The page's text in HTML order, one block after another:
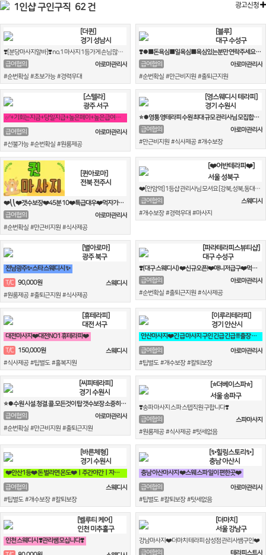
1인샵 구인구직 62 건 광고신청
[더퀸]
경기 성남시
❣️[분당마사지알바]❣️ no.1 마사지 1등가게 손님 많아요❣️
급여협의
아로마관리사
#순번확실 #초보가능 #경력우대
[블루]
대구 수성구
❣️⏺■돈욕심■일욕심■욕심있는분만 연락주세요!⏺❣️
급여협의
아로마관리사
#순번확실 #만근비지원 #출퇴근지원
[스텔라]
광주 서구
✅+기회는지금+당일지급+높은페이+높은급여+초보다쌉가능✅
급여협의
아로마관리사
#선불가능 #순번확실 #원룸제공
[영스웨디시 테라피]
경기 수원시
⭐⏺영통 영테라피 수원 최대 규모 관리사님 모집합니다⏺⭐
급여협의
아로마관리사
#만근비지원 #식사제공 #개수보장
[퀸아로마]
전북 전주시
❤️⎝⎝❤️갯수보장❤️45분 10❤️특급대우❤️먹자가능❤️전국1등❤️
급여협의
아로마관리사
#순번확실 #만근비지원 #식사제공
[❤️어반테라피❤️]
서울 성북구
❤️[안암역] 1등샵 관리사님 모셔요 [강북,성북,동대문,성신여대,수유]❤️
급여협의
스웨디시
#개수보장 #경력우대 #마사지
[별아로마]
광주 북구
전남광주✨ 스타 스웨디시 ✨
T/C 90,000원
스웨디시
#원룸제공 #출퇴근지원 #식사제공
[파라테라피스뷰티샵]
대구 수성구
❣️(대구 스웨디시) ❤️신규오픈!❤️매니저급구❤️먹자가능❣️
급여협의
아로마관리사
#순번확실 #출퇴근지원 #식사제공
[휴테라피]
대전 서구
대전마사지❤️대전NO1 휴테라피❤️
T/C
150,000원
스웨디시
#식사제공 #팁별도 #홀복지원
[이루리테라피]
경기 안산시
안산마사지❤️긴 급 마사지 구인 긴급 긴급 !!! 출장 관리사 구인❤️
급여협의
아로마관리사
#팁별도 #개수보장 #칼퇴보장
[씨피테라피]
경기 수원시
⭐⏺수원 시설.청결.콜.모든것이 탑 갯수보장 소중히 모셔요⏺⭐
급여협의
아로마관리사
#순번확실 #만근비지원 #출퇴근지원
[⭐더베이스파⭐]
서울 송파구
❣️송파 마사지 스파 스텝직원 구합니다❣️
급여협의
스파마사지
#원룸제공 #식사제공 #텃세없음
[바른체형]
경기 수원시
❤️안산1등❤️ 돈 벌라면 온도❤️ㅣ주간야간ㅣ자유근무ㅣ알바 대환영
급여협의
스웨디시
#팁별도 #개수보장 #칼퇴보장
[✨힐링스토리✨]
충남 아산시
충남 아산마사지 ❤️스웨 스파 일이 편한곳❤️
급여협의
아로마관리사
#팁별도 #칼퇴보장 #텃세없음
[벨루티 케어]
인천 미추홀구
인천 스웨디시 ❣️관리쌤 모십니다❣️
[더마치]
서울 강남구
강남마사지❤️더마치 테라피 삼성점 관리사쌤구인❤️
급여협의
테라피스트사